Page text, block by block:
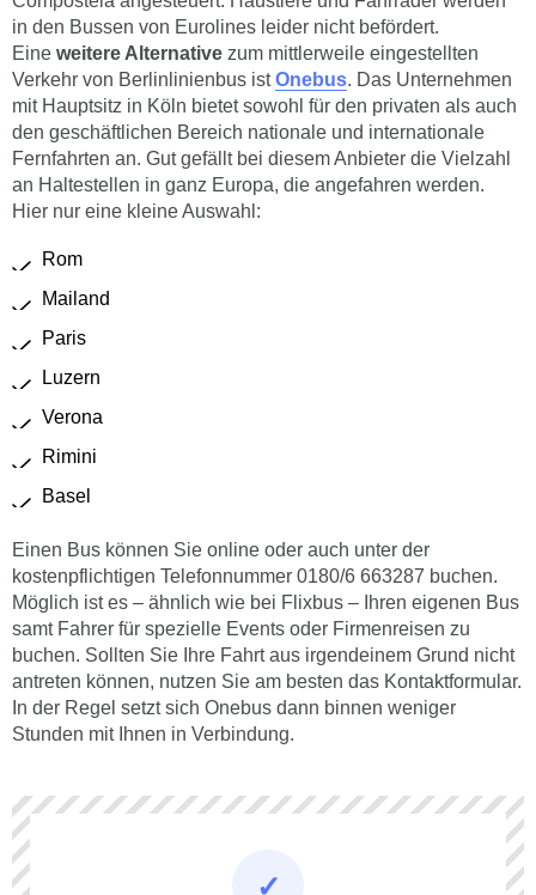
in den Bussen von Eurolines leider nicht befördert.
Eine weitere Alternative zum mittlerweile eingestellten
Verkehr von Berlinlinienbus istOnebus. Das Unternehmen
mit Hauptsitz in Köln bietet sowohl für den privaten als auch
den geschäftlichen Bereich nationale und internationale
Fernfahrten an. Gut gefällt bei diesem Anbieter die Vielzahl
an Haltestellen in ganz Europa, die angefahren werden.
Hier nur eine kleine Auswahl:
Rom
Mailand
Paris
Luzern
Verona
Rimini
Basel
Einen Bus können Sie online oder auch unter der
kostenpflichtigen Telefonnummer 0180/6 663287 buchen.
Möglich ist es – ähnlich wie bei Flixbus – Ihren eigenen Bus
samt Fahrer für spezielle Events oder Firmenreisen zu
buchen. Sollten Sie Ihre Fahrt aus irgendeinem Grund nicht
antreten können, nutzen Sie am besten das Kontaktformular.
In der Regel setzt sich Onebus dann binnen weniger
Stunden mit Ihnen in Verbindung.